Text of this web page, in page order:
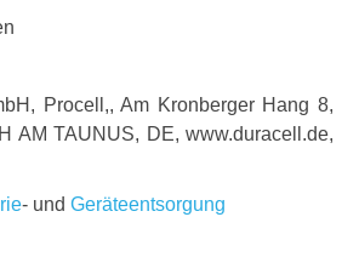
Procell,, Am Kronberger Hang 8,
AM TAUNUS, DE, www.duracell.de,
- und Geräteentsorgung